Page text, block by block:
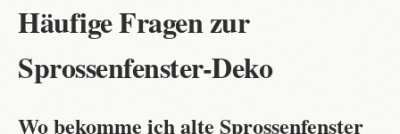
Häufige Fragen zur
Sprossenfenster-Deko
Wo bekomme ich alte Sprossenfenster